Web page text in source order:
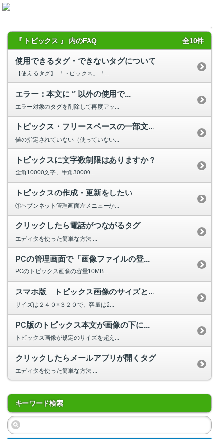
『 トピックス 』 内のFAQ 全10件
使用できるタグ・できないタグについて
【使えるタグ】 「トピックス」「...
エラー：本文に ‘’ 以外の使用で...
エラー対象のタグを削除して再度アッ...
トピックス・フリースペースの一部文...
値の指定されていない（使っていない...
トピックスに文字数制限はありますか？
全角10000文字、半角30000...
トピックスの作成・更新をしたい
①ヘブンネット管理画面左メニューか...
クリックしたら電話がつながるタグ
エディタを使った簡単な方法 ...
PCの管理画面で「画像ファイルの登...
PCのトピックス画像の容量10MB...
スマホ版 トピックス画像のサイズと...
サイズは２４０×３２０で、容量は2...
PC版のトピックス本文が画像の下に...
トピックス画像が規定のサイズを超え...
クリックしたらメールアプリが開くタグ
エディタを使った簡単な方法 ...
キーワード検索